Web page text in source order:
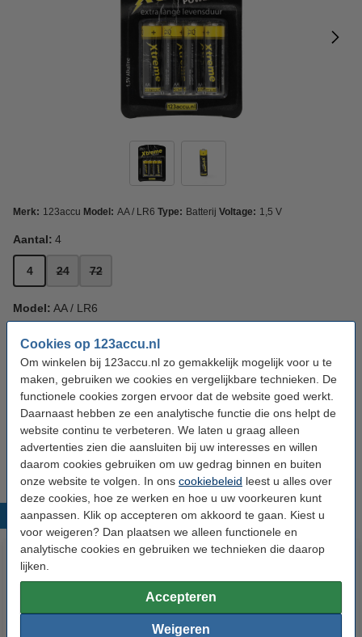
Cookies op 123accu.nl
Om winkelen bij 123accu.nl zo gemakkelijk mogelijk voor u te
maken, gebruiken we cookies en vergelijkbare technieken. De
functionele cookies zorgen ervoor dat de website goed werkt.
Daarnaast hebben ze een analytische functie die ons helpt de
website continu te verbeteren. We laten u graag alleen
advertenties zien die aansluiten bij uw interesses en willen
daarom cookies gebruiken om uw gedrag binnen en buiten
onze website te volgen. In ons cookiebeleid leest u alles over
deze cookies, hoe ze werken en hoe u uw voorkeuren kunt
aanpassen. Klik op accepteren om akkoord te gaan. Kiest u
voor weigeren? Dan plaatsen we alleen functionele en
analytische cookies en gebruiken we technieken die daarop
lijken.
Accepteren
Weigeren
Merk: 123accu Model: AA / LR6 Type: Batterij Voltage: 1,5 V
Aantal: 4
4 24 72
Model: AA / LR6
AA / LR6 AAA / LR03
Bekijk de specificaties en beschrijving
Direct leverbaar
Morgen in huis
€ 3,95
10% korting:
€ 3,56 Bestellen
Populaire producten